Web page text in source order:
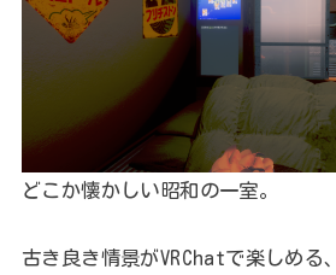
どこか懐かしい昭和の一室。
古き良き情景がVRChatで楽しめる、